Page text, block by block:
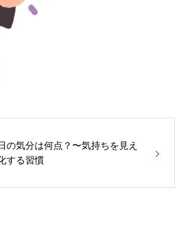
の気分は何点？〜気持ちを見え
する習慣